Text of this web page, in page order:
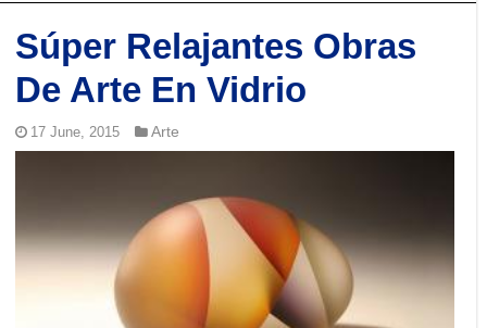
Súper Relajantes Obras
De Arte En Vidrio
17 June, 2015 Arte